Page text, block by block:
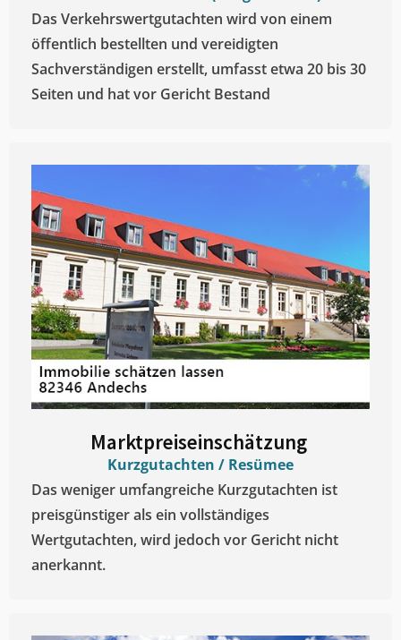
Das Verkehrswertgutachten wird von einem
öffentlich bestellten und vereidigten
Sachverständigen erstellt, umfasst etwa 20 bis 30
Seiten und hat vor Gericht Bestand
Marktpreiseinschätzung ​
Kurzgutachten / Resümee
Das weniger umfangreiche Kurzgutachten ist
preisgünstiger als ein vollständiges
Wertgutachten, wird jedoch vor Gericht nicht
anerkannt.